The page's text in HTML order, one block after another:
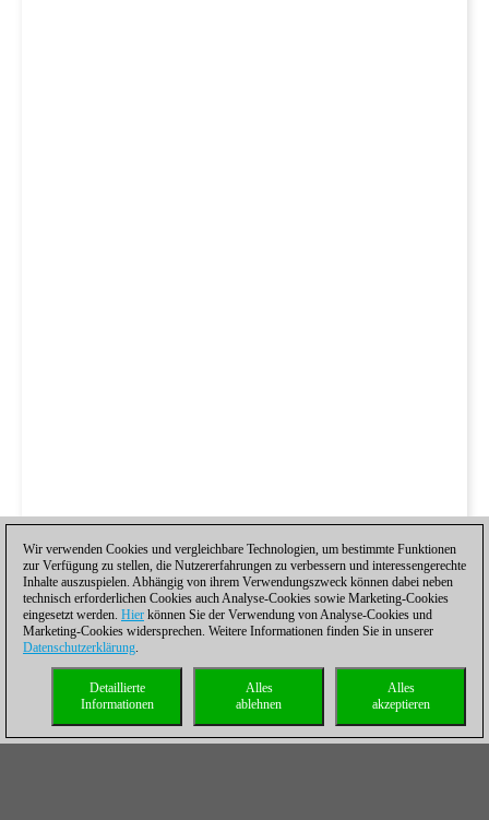
Wir verwenden Cookies und vergleichbare Technologien, um bestimmte Funktionen
zur Verfügung zu stellen, die Nutzererfahrungen zu verbessern und interessengerechte
Inhalte auszuspielen. Abhängig von ihrem Verwendungszweck können dabei neben
technisch erforderlichen Cookies auch Analyse-Cookies sowie Marketing-Cookies
eingesetzt werden. Hier können Sie der Verwendung von Analyse-Cookies und
Marketing-Cookies widersprechen. Weitere Informationen finden Sie in unserer
Datenschutzerklärung.
Alles
akzeptieren
Alles
ablehnen
Detaillierte
Informationen